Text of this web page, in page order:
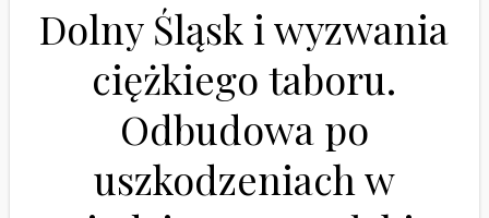
Dolny Śląsk i wyzwania
ciężkiego taboru.
Odbudowa po
uszkodzeniach w